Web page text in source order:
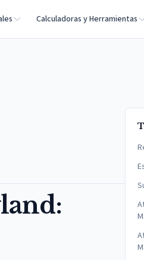
Calculadoras y Herramientas